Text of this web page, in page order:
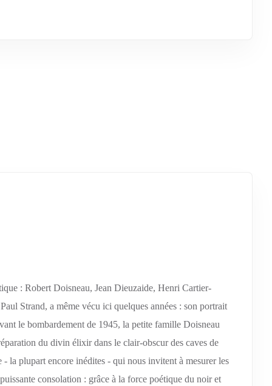
: Robert Doisneau, Jean Dieuzaide, Henri Cartier-
Strand, a même vécu ici quelques années : son portrait
le bombardement de 1945, la petite famille Doisneau
du divin élixir dans le clair-obscur des caves de
la plupart encore inédites - qui nous invitent à mesurer les
consolation : grâce à la force poétique du noir et